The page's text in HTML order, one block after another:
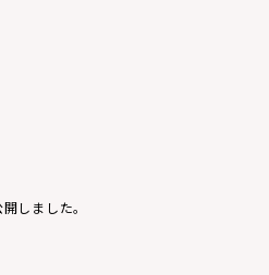
しました。